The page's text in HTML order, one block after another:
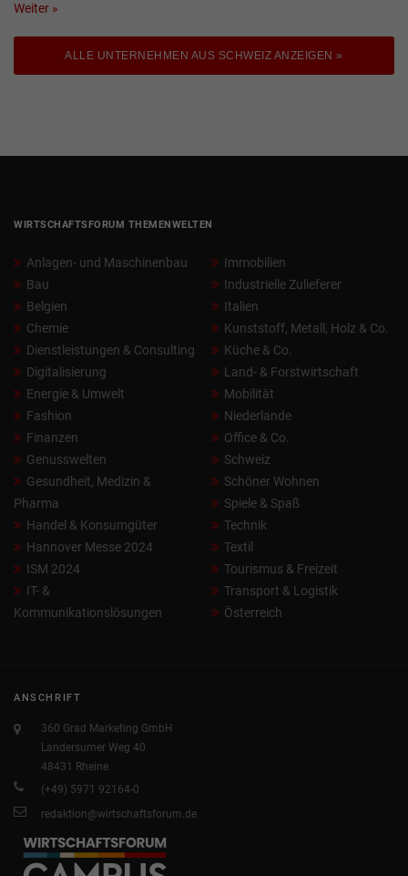
Weiter »
ALLE UNTERNEHMEN AUS SCHWEIZ ANZEIGEN »
WIRTSCHAFTSFORUM THEMENWELTEN
Anlagen- und Maschinenbau
Bau
Belgien
Chemie
Dienstleistungen & Consulting
Digitalisierung
Energie & Umwelt
Fashion
Finanzen
Genusswelten
Gesundheit, Medizin &
Pharma
Handel & Konsumgüter
Hannover Messe 2024
ISM 2024
IT- &
Kommunikationslösungen
Immobilien
Industrielle Zulieferer
Italien
Kunststoff, Metall, Holz & Co.
Küche & Co.
Land- & Forstwirtschaft
Mobilität
Niederlande
Office & Co.
Schweiz
Schöner Wohnen
Spiele & Spaß
Technik
Textil
Tourismus & Freizeit
Transport & Logistik
Österreich
ANSCHRIFT
360 Grad Marketing GmbH
Landersumer Weg 40
48431 Rheine
(+49) 5971 92164-0
redaktion@wirtschaftsforum.de